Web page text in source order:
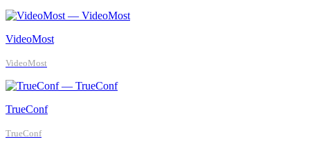
VideoMost
VideoMost
TrueConf
TrueConf